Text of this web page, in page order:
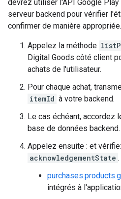
devrez utiliser l'API Google
serveur backend pour vérifier
confirmer de manière
Appelez la méthode
Digital Goods côté client
achats de l'utilisateur.
Pour chaque achat,
itemId à votre backend.
Le cas échéant, accordez
base de données backend.
Appelez ensuite : et
acknowledgementState .
intégrés à